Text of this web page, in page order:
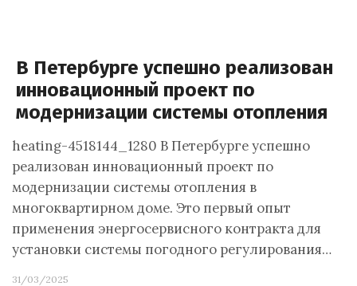
В Петербурге успешно реализован
инновационный проект по
модернизации системы отопления
heating-4518144_1280 В Петербурге успешно
реализован инновационный проект по
модернизации системы отопления в
многоквартирном доме. Это первый опыт
применения энергосервисного контракта для
установки системы погодного регулирования…
31/03/2025